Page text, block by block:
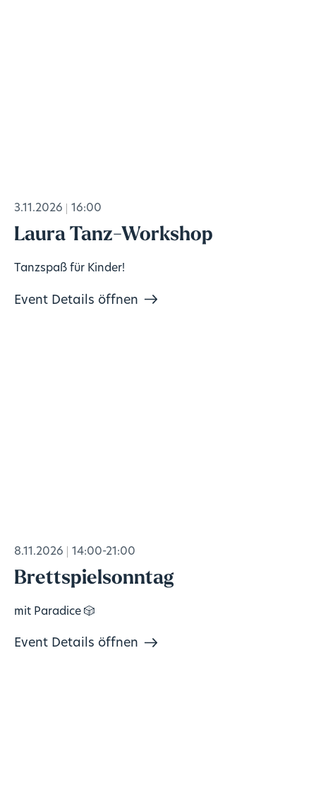
3.11.2026 16:00
Laura Tanz-Workshop
Tanzspaß für Kinder!
Event Details öffnen
8.11.2026 14:00-21:00
Brettspielsonntag
mit Paradice 🎲
Event Details öffnen